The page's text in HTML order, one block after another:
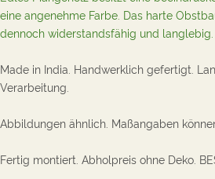
eine angenehme Farbe. Das harte
dennoch widerstandsfähig und langlebig.
Made in India. Handwerklich gefertigt.
Verarbeitung.
Abbildungen ähnlich. Maßangaben
Fertig montiert. Abholpreis ohne Deko. B